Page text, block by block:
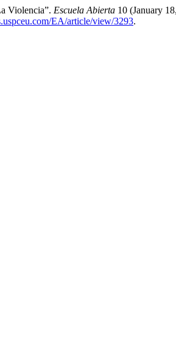
Violencia”. Escuela Abierta 10 (January
EA/article/view/3293.